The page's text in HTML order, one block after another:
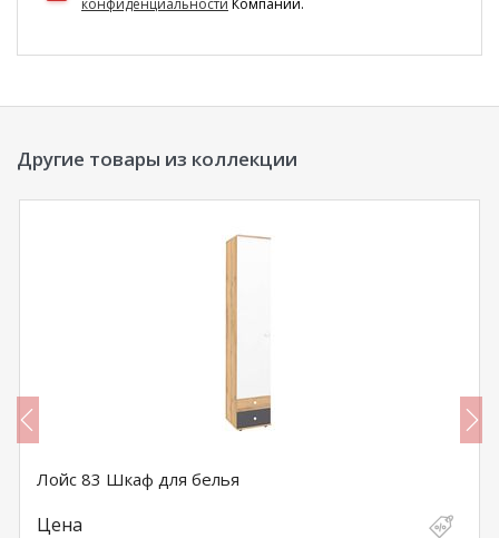
конфиденциальности Компании.
Другие товары из коллекции
Лойс 83 Шкаф для белья
Цена